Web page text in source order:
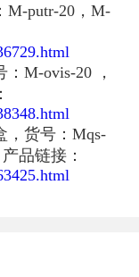
M-putr-20，M-
M-ovis-20 ，
，货号：Mqs-
品链接：